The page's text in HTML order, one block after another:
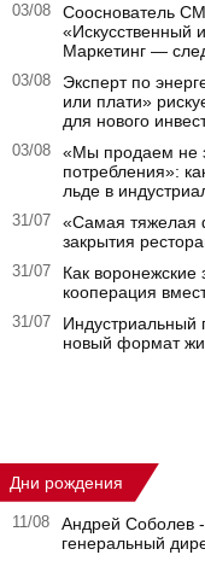
03/08
Сооснователь
«Искусственный
Маркетинг —
03/08
Эксперт по
или плати»
для нового
03/08
«Мы продаем не
потребления»:
льде в
31/07
«Самая тяжелая
закрытия
31/07
Как
кооперация
31/07
Индустриальный
новый формат
Дни рождения
11/08
Андрей Соболев -
генеральный